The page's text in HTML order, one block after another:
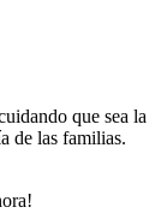
que sea la
de las familias.